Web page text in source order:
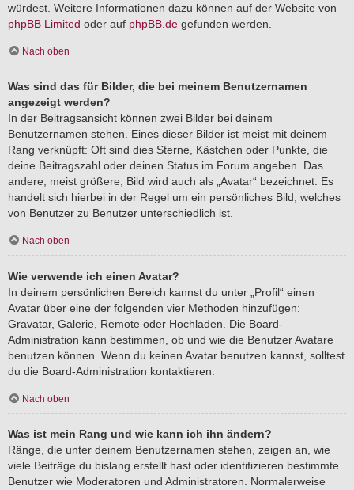
würdest. Weitere Informationen dazu können auf der Website von
phpBB Limited oder auf phpBB.de gefunden werden.
Nach oben
Was sind das für Bilder, die bei meinem Benutzernamen
angezeigt werden?
In der Beitragsansicht können zwei Bilder bei deinem
Benutzernamen stehen. Eines dieser Bilder ist meist mit deinem
Rang verknüpft: Oft sind dies Sterne, Kästchen oder Punkte, die
deine Beitragszahl oder deinen Status im Forum angeben. Das
andere, meist größere, Bild wird auch als „Avatar“ bezeichnet. Es
handelt sich hierbei in der Regel um ein persönliches Bild, welches
von Benutzer zu Benutzer unterschiedlich ist.
Nach oben
Wie verwende ich einen Avatar?
In deinem persönlichen Bereich kannst du unter „Profil“ einen
Avatar über eine der folgenden vier Methoden hinzufügen:
Gravatar, Galerie, Remote oder Hochladen. Die Board-
Administration kann bestimmen, ob und wie die Benutzer Avatare
benutzen können. Wenn du keinen Avatar benutzen kannst, solltest
du die Board-Administration kontaktieren.
Nach oben
Was ist mein Rang und wie kann ich ihn ändern?
Ränge, die unter deinem Benutzernamen stehen, zeigen an, wie
viele Beiträge du bislang erstellt hast oder identifizieren bestimmte
Benutzer wie Moderatoren und Administratoren. Normalerweise